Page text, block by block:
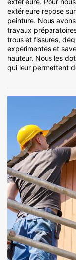
extérieure. Pour
extérieure repose
peinture. Nous
travaux
trous et fissures,
expérimentés et
hauteur. Nous les
qui leur permettent